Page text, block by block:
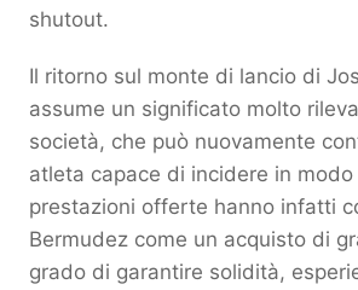
shutout.
Il ritorno sul monte di lancio di
assume un significato molto
società, che può nuovamente
atleta capace di incidere in
prestazioni offerte hanno infatti
Bermudez come un acquisto di
grado di garantire solidità,